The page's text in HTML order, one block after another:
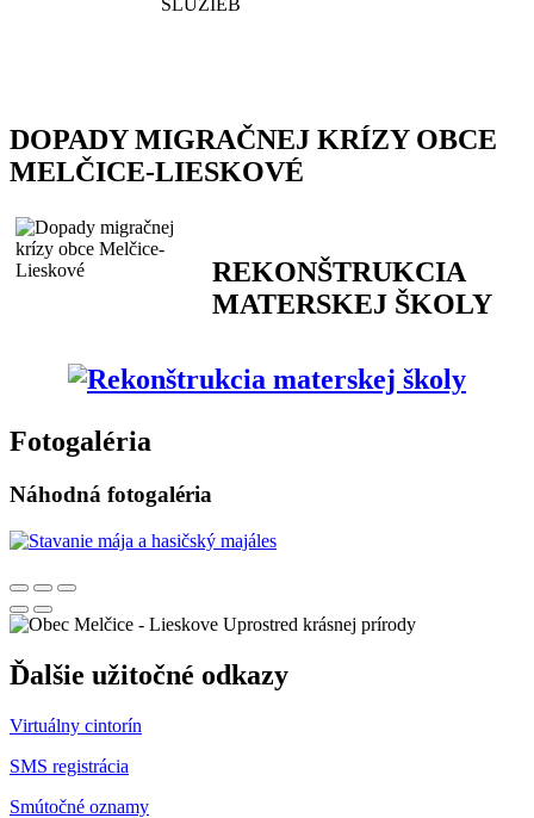
DOPADY MIGRAČNEJ KRÍZY OBCE
MELČICE-LIESKOVÉ
REKONŠTRUKCIA
MATERSKEJ ŠKOLY
Fotogaléria
Náhodná fotogaléria
Uprostred krásnej prírody
Ďalšie užitočné odkazy
Virtuálny cintorín
SMS registrácia
Smútočné oznamy